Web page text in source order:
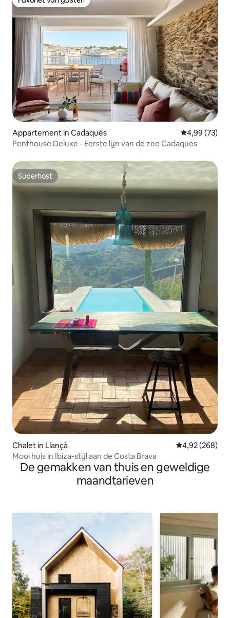
Favoriet van gasten
Appartement in Cadaqués Gemiddelde
4,99 (73)
Penthouse Deluxe - Eerste lijn van de zee Cadaques
Superhost
Superhost
Chalet in Llançà Gemiddelde
4,92 (268)
Mooi huis in Ibiza-stijl aan de Costa Brava
De gemakken van thuis en geweldige
maandtarieven